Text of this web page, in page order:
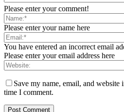
Please enter your comment!
Please enter your name here
You have entered an incorrect email
Please enter your email address here
Save my name, email, and
time I comment.